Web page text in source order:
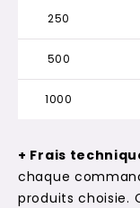
250
500
1000
+ Frais
chaque
produits choisie.